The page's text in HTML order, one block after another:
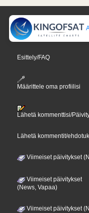
Esittely/FAQ
Määrittele oma profiilisi
Lähetä kommenttisi/
Lähetä kommentit/
Viimeiset päivitykset
Viimeiset päivitykset
(News, Vapaa)
Viimeiset päivitykset